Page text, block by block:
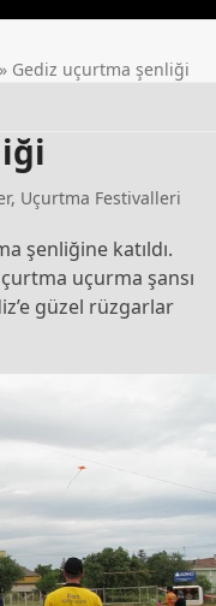
» Gediz uçurtma şenliği
, Uçurtma Festivalleri
şenliğine katıldı.
uçurma şansı
güzel rüzgarlar